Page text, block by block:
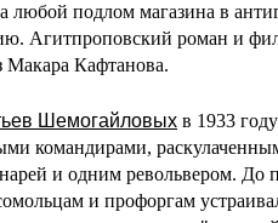
любой подлом магазина в
Агитпроповский роман и
Макара Кафтанова.
Шемогайловых в 1933
командирами,
и одним револьвером. До
и профоргам